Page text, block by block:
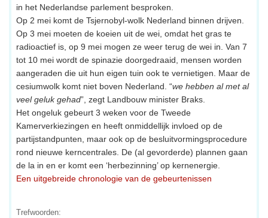
in het Nederlandse parlement besproken.
Op 2 mei komt de Tsjernobyl-wolk Nederland binnen drijven.
Op 3 mei moeten de koeien uit de wei, omdat het gras te
radioactief is, op 9 mei mogen ze weer terug de wei in. Van 7
tot 10 mei wordt de spinazie doorgedraaid, mensen worden
aangeraden die uit hun eigen tuin ook te vernietigen. Maar de
cesiumwolk komt niet boven Nederland. “we hebben al met al
veel geluk gehad”, zegt Landbouw minister Braks.
Het ongeluk gebeurt 3 weken voor de Tweede
Kamerverkiezingen en heeft onmiddellijk invloed op de
partijstandpunten, maar ook op de besluitvormingsprocedure
rond nieuwe kerncentrales. De (al gevorderde) plannen gaan
de la in en er komt een ‘herbezinning’ op kernenergie.
Een uitgebreide chronologie van de gebeurtenissen
Trefwoorden: